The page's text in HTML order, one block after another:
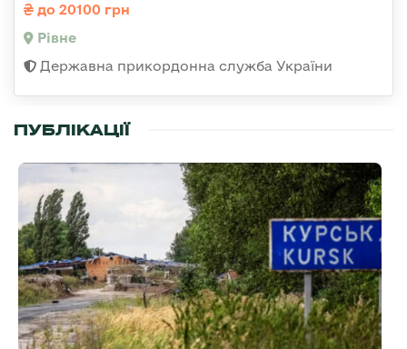
до 20100 грн
Рівне
Державна прикордонна служба України
ПУБЛІКАЦІЇ